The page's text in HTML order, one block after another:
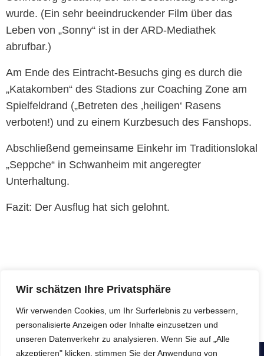
Wir schätzen Ihre Privatsphäre
Wir verwenden Cookies, um Ihr Surferlebnis zu verbessern,
personalisierte Anzeigen oder Inhalte einzusetzen und
unseren Datenverkehr zu analysieren. Wenn Sie auf „Alle
akzeptieren" klicken, stimmen Sie der Anwendung von
wurde. (Ein sehr beeindruckender Film über das
Leben von „Sonny“ ist in der ARD-Mediathek
abrufbar.)
Am Ende des Eintracht-Besuchs ging es durch die
„Katakomben“ des Stadions zur Coaching Zone am
Spielfeldrand („Betreten des ‚heiligen‘ Rasens
verboten!) und zu einem Kurzbesuch des Fanshops.
Abschließend gemeinsame Einkehr im Traditionslokal
„Seppche“ in Schwanheim mit angeregter
Unterhaltung.
Fazit: Der Ausflug hat sich gelohnt.